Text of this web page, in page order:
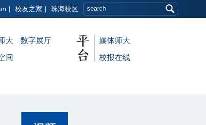
| 校友之家 | 珠海校区
大 数字展厅
间
媒体师大
校报在线